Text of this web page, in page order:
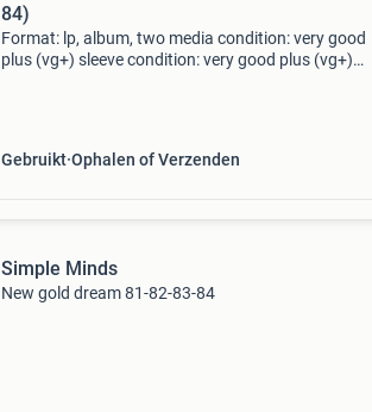
84)
Format: lp, album, two media condition: very good
plus (vg+) sleeve condition: very good plus (vg+)
Gebruikt Ophalen of Verzenden
Simple Minds
New gold dream 81-82-83-84